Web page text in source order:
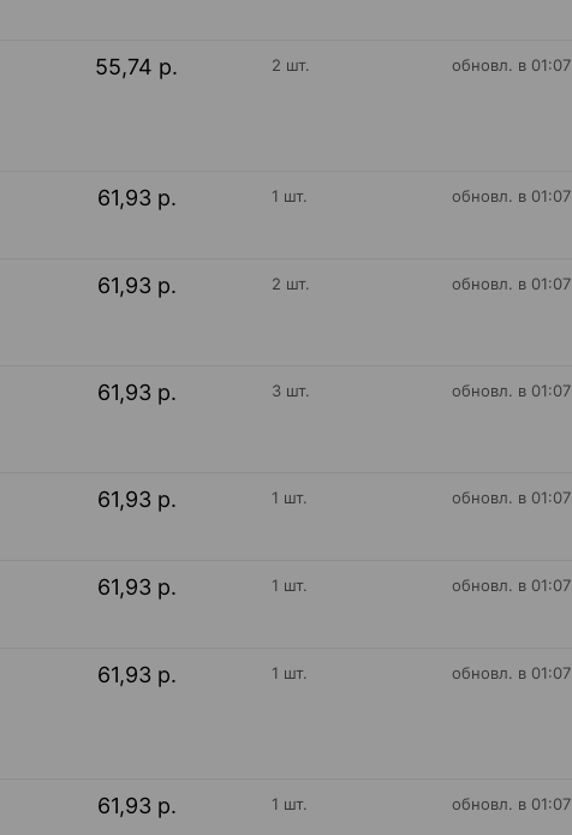
55,74 р. 2 шт. обновл. в 01:07
61,93 р. 1 шт. обновл. в 01:07
61,93 р. 2 шт. обновл. в 01:07
61,93 р. 3 шт. обновл. в 01:07
61,93 р. 1 шт. обновл. в 01:07
61,93 р. 1 шт. обновл. в 01:07
61,93 р. 1 шт. обновл. в 01:07
61,93 р. 1 шт. обновл. в 01:07